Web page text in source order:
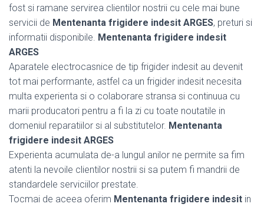
fost si ramane servirea clientilor nostrii cu cele mai bune
servicii de Mentenanta frigidere indesit ARGES, preturi si
informatii disponibile. Mentenanta frigidere indesit
ARGES
Aparatele electrocasnice de tip frigider indesit au devenit
tot mai performante, astfel ca un frigider indesit necesita
multa experienta si o colaborare stransa si continuua cu
marii producatori pentru a fi la zi cu toate noutatile in
domeniul reparatiilor si al substitutelor. Mentenanta
frigidere indesit ARGES
Experienta acumulata de-a lungul anilor ne permite sa fim
atenti la nevoile clientilor nostrii si sa putem fi mandrii de
standardele serviciilor prestate.
Tocmai de aceea oferim Mentenanta frigidere indesit in